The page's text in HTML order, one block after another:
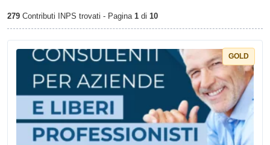
279 Contributi INPS trovati - Pagina 1 di 10
GOLD